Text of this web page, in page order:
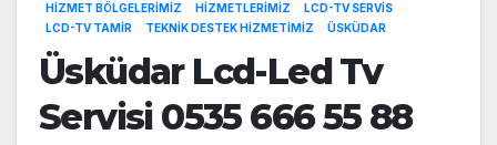
HIZMET BÖLGELERIMIZ HIZMETLERIMIZ
LCD-TV SERVIS
LCD-TV TAMIR
TEKNIK DESTEK HIZMETIMIZ ÜSKÜDAR
Üsküdar Lcd-Led Tv
Servisi 0535 666 55 88